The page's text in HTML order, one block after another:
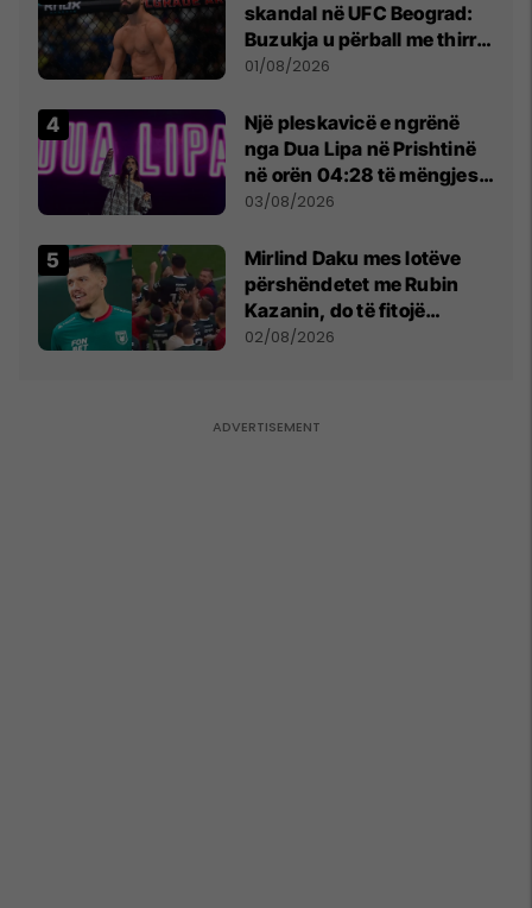
skandal në UFC Beograd:
Buzukja u përball me thirrje
anti-shqiptare nga
01/08/2026
Një pleskavicë e ngrënë
nga Dua Lipa në Prishtinë
në orën 04:28 të mëngjesit
- dhe bota digjitale serbe
03/08/2026
Mirlind Daku mes lotëve
përshëndetet me Rubin
Kazanin, do të fitojë
miliona te Spartak Moska
02/08/2026